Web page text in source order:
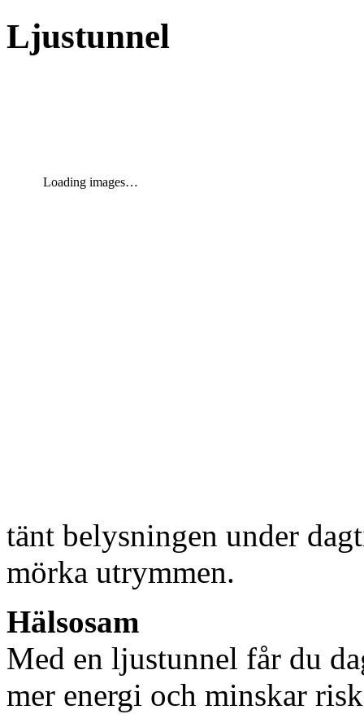
Ljustunnel
Loading images…
tänt belysningen under
mörka utrymmen.
Hälsosam
Med en ljustunnel får du
mer energi och minskar